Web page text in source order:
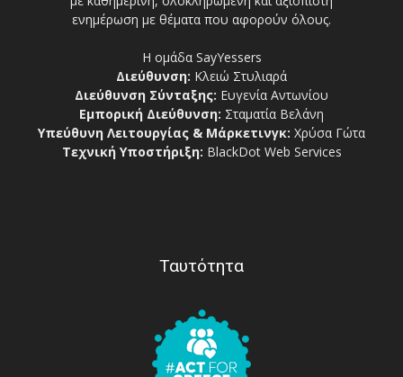
ενημέρωση με θέματα που αφορούν όλους.
Η ομάδα SayYessers
Διεύθυνση: Κλειώ Στυλιαρά
Διεύθυνση Σύνταξης: Ευγενία Αντωνίου
Εμπορική Διεύθυνση: Σταματία Βελάνη
Υπεύθυνη Λειτουργίας & Μάρκετινγκ: Χρύσα Γώτα
Τεχνική Υποστήριξη: BlackDot Web Services
Ταυτότητα